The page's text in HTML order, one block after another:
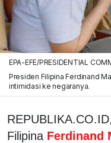
EPA-EFE/PRESIDENTIAL
Presiden Filipina Ferdinand
intimidasi ke negaranya.
Filipina Ferdinand